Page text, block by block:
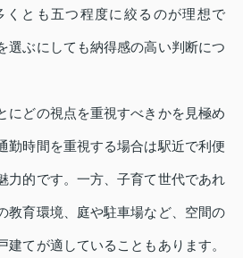
くとも五つ程度に絞るのが理想で
選ぶにしても納得感の高い判断につ
にどの視点を重視すべきかを見極め
勤時間を重視する場合は駅近で利便
力的です。一方、子育て世代であれ
教育環境、庭や駐車場など、空間の
建てが適していることもあります。